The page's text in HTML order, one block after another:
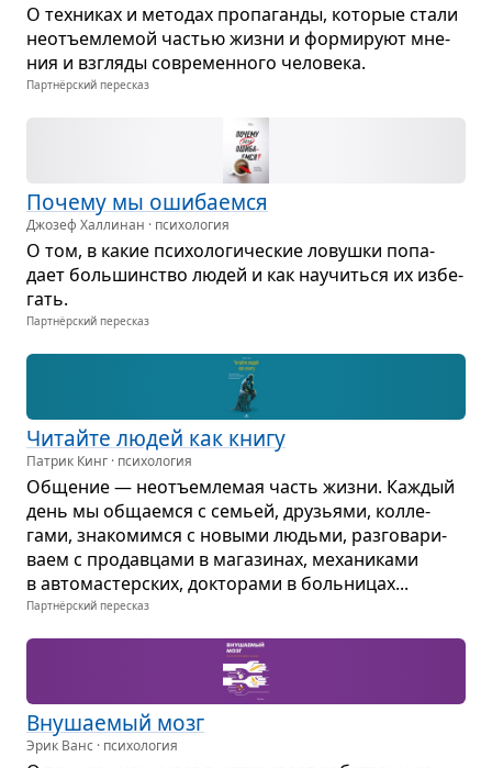
О тех­ни­ках и мето­дах про­па­ганды, кото­рые стали
неотъем­ле­мой частью жизни и фор­ми­руют мне­
ния и взгляды совре­мен­ного чело­века.
Партнёрский пересказ
Почему мы оши­ба­емся
Джозеф Халлинан · психология
О том, в какие пси­хо­ло­ги­че­ские ловушки попа­
дает боль­шин­ство людей и как научиться их избе­
гать.
Партнёрский пересказ
Читайте людей как книгу
Патрик Кинг · психология
Обще­ние — неотъем­ле­мая часть жизни. Каж­дый
день мы обща­емся с семьей, дру­зьями, кол­ле­
гами, зна­ко­мимся с новыми людьми, раз­го­ва­ри­
ваем с про­дав­цами в мага­зи­нах, меха­ни­ками
в авто­ма­стер­ских, док­то­рами в боль­ни­цах...
Партнёрский пересказ
Вну­ша­е­мый мозг
Эрик Ванс · психология